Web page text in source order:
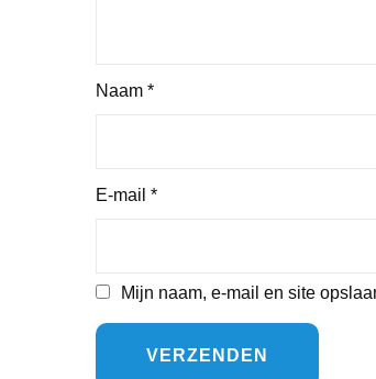
Naam *
E-mail *
Mijn naam, e-mail en site